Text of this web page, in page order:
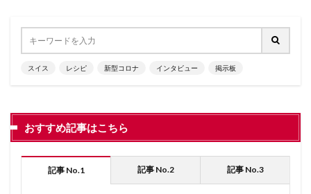
スイス レシピ 新型コロナ インタビュー 掲示板
おすすめ記事はこちら
記事 No.1 記事 No.2 記事 No.3